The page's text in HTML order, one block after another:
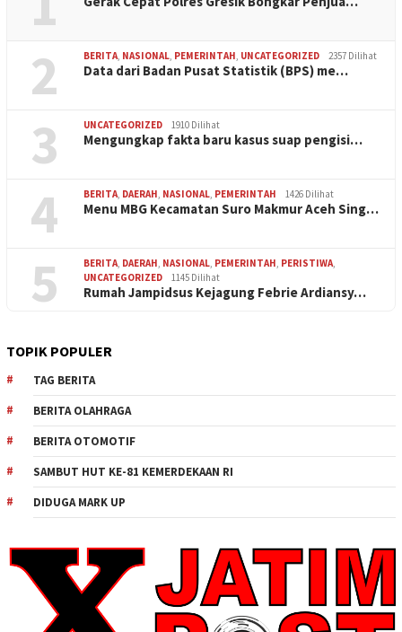
2 BERITA NASIONAL PEMERINTAH UNCATEGORIZED 2357 Dilihat
Data dari Badan Pusat Statistik (BPS) me…
3 UNCATEGORIZED 1910 Dilihat
Mengungkap fakta baru kasus suap pengisi…
4 BERITA DAERAH NASIONAL PEMERINTAH 1426 Dilihat
Menu MBG Kecamatan Suro Makmur Aceh Sing…
5 BERITA DAERAH NASIONAL PEMERINTAH PERISTIWA
UNCATEGORIZED
1145 Dilihat
Rumah Jampidsus Kejagung Febrie Ardiansy…
TOPIK POPULER
TAG BERITA
BERITA OLAHRAGA
BERITA OTOMOTIF
SAMBUT HUT KE-81 KEMERDEKAAN RI
DIDUGA MARK UP